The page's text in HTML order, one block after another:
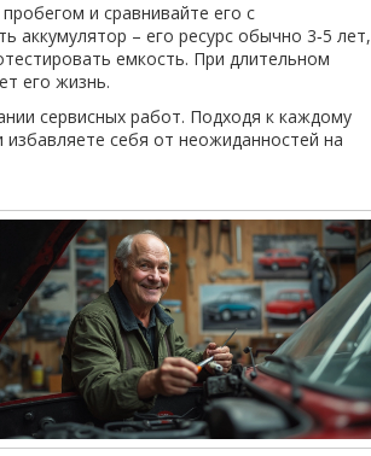
и сравнивайте его с
аккумулятор – его ресурс обычно 3‑5 лет,
емкость. При длительном
его жизнь.
сервисных работ. Подходя к каждому
себя от неожиданностей на